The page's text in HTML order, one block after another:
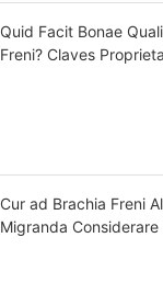
Quid Facit Bonae
Freni? Claves
Cur ad Brachia Freni
Migranda Considerare